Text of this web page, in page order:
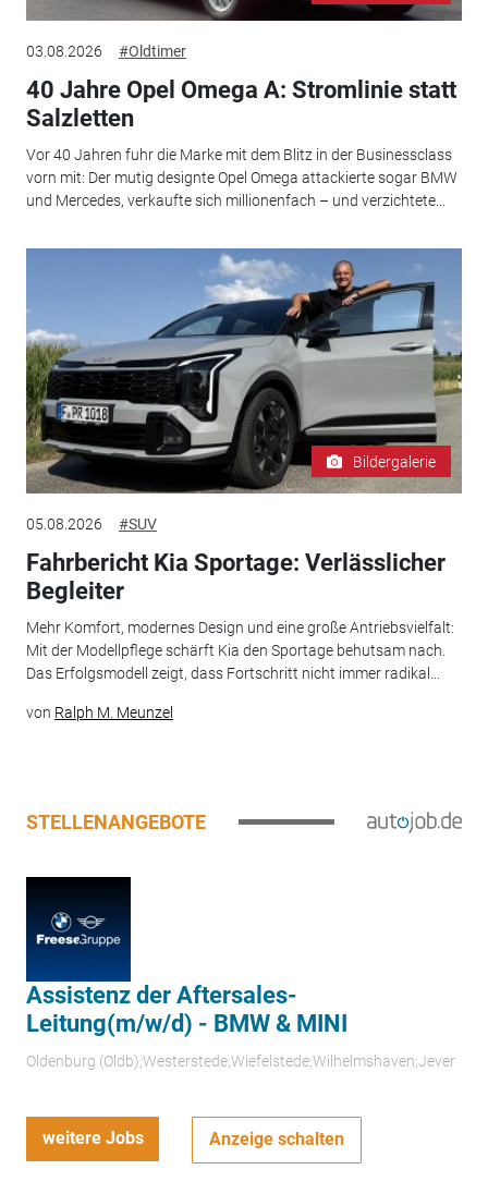
03.08.2026 #Oldtimer
40 Jahre Opel Omega A: Stromlinie statt
Salzletten
Vor 40 Jahren fuhr die Marke mit dem Blitz in der Businessclass
vorn mit: Der mutig designte Opel Omega attackierte sogar BMW
und Mercedes, verkaufte sich millionenfach – und verzichtete...
Bildergalerie
05.08.2026 #SUV
Fahrbericht Kia Sportage: Verlässlicher
Begleiter
Mehr Komfort, modernes Design und eine große Antriebsvielfalt:
Mit der Modellpflege schärft Kia den Sportage behutsam nach.
Das Erfolgsmodell zeigt, dass Fortschritt nicht immer radikal...
von Ralph M. Meunzel
STELLENANGEBOTE
Assistenz der Aftersales-
Leitung(m/w/d) - BMW & MINI
Oldenburg (Oldb);Westerstede;Wiefelstede;Wilhelmshaven;Jever
weitere Jobs Anzeige schalten